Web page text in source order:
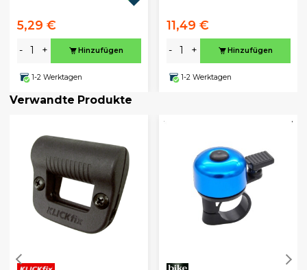
5,29 €
- + Hinzufügen
1-2 Werktagen
11,49 €
- + Hinzufügen
1-2 Werktagen
Verwandte Produkte